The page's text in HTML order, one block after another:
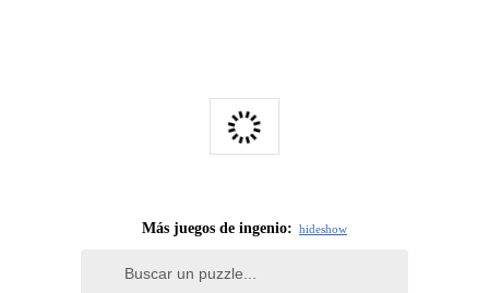
Más juegos de ingenio: hideshow